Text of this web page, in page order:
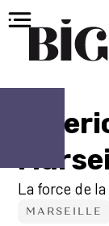
La force de
MARSEILLE